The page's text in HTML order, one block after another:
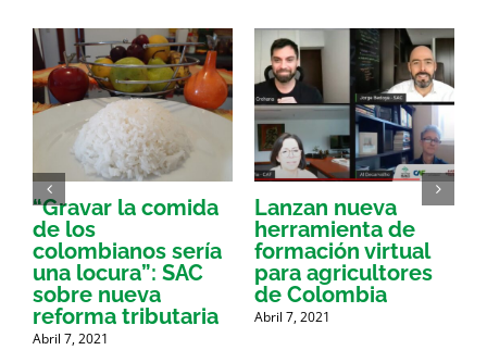
“Gravar la comida
de los
colombianos sería
una locura”: SAC
sobre nueva
reforma tributaria
Abril 7, 2021
Lanzan nueva
herramienta de
formación virtual
para agricultores
de Colombia
Abril 7, 2021